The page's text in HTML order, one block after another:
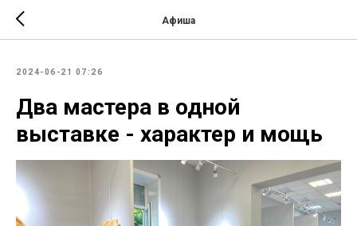
Афиша
2024-06-21 07:26
Два мастера в одной
выставке - характер и мощь